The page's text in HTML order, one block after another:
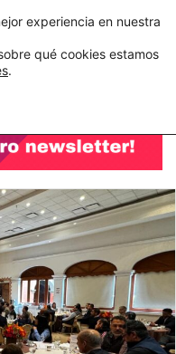
C&A México completa la implementación de su WMS en la nube
experiencia en nuestra
qué cookies estamos
.